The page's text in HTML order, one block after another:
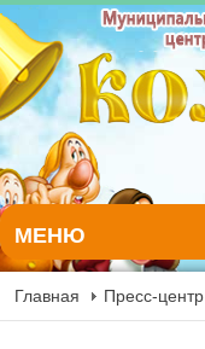
МЕНЮ
Главная Пресс-центр